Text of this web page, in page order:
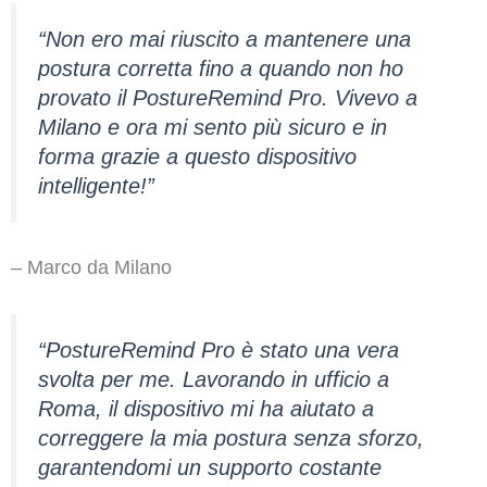
“Non ero mai riuscito a mantenere una
postura corretta fino a quando non ho
provato il PostureRemind Pro. Vivevo a
Milano e ora mi sento più sicuro e in
forma grazie a questo dispositivo
intelligente!”
– Marco da Milano
“PostureRemind Pro è stato una vera
svolta per me. Lavorando in ufficio a
Roma, il dispositivo mi ha aiutato a
correggere la mia postura senza sforzo,
garantendomi un supporto costante